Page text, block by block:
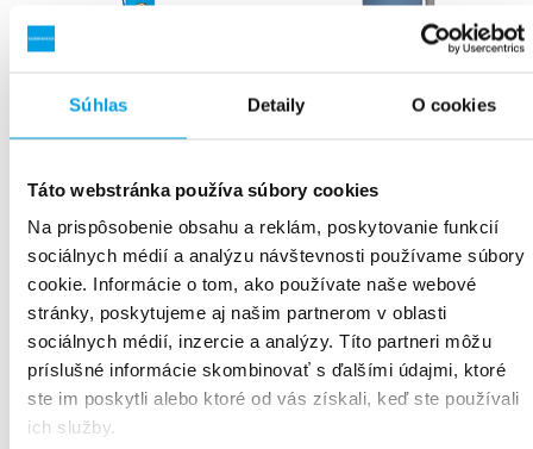
Súhlas Detaily O cookies
Táto webstránka používa súbory cookies
Na prispôsobenie obsahu a reklám, poskytovanie funkcií
sociálnych médií a analýzu návštevnosti používame súbory
cookie. Informácie o tom, ako používate naše webové
stránky, poskytujeme aj našim partnerom v oblasti
sociálnych médií, inzercie a analýzy. Títo partneri môžu
príslušné informácie skombinovať s ďalšími údajmi, ktoré
ste im poskytli alebo ktoré od vás získali, keď ste používali
ich služby.
Max. prietok: 2 l/min
Kapacita náplne:
540 l pri 10
°N
Vodivosť: <0.2 μS/cm
Prepravná
hmotnosť:
5 kg
Vstupné/výstupné
pripojenie:
hadica 1/2"
SILEX 2B
Max. prietok: 5 l/
Kapacita náplne:
1900 l
Vodivosť:
Prepravná
20